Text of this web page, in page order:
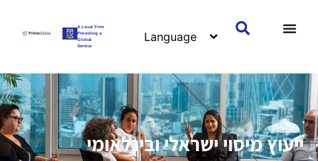
A Local Firm
Providing a
Global
Service
ייעוץ מיסוי ישראלי ובינלאומי